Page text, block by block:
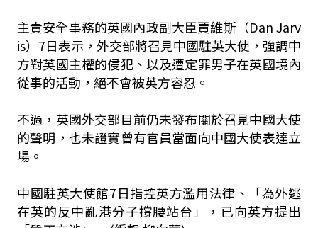
主責安全事務的英國內政副大臣賈維斯（Dan Jarv
is）7日表示，外交部將召見中國駐英大使，強調中
方對英國主權的侵犯、以及遭定罪男子在英國境內
從事的活動，絕不會被英方容忍。
不過，英國外交部目前仍未發布關於召見中國大使
的聲明，也未證實曾有官員當面向中國大使表達立
場。
中國駐英大使館7日指控英方濫用法律、「為外逃
在英的反中亂港分子撐腰站台」，已向英方提出